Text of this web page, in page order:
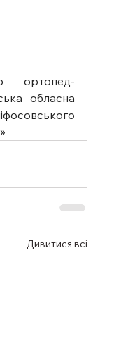
ортопед-
обласна
Дивитися всі